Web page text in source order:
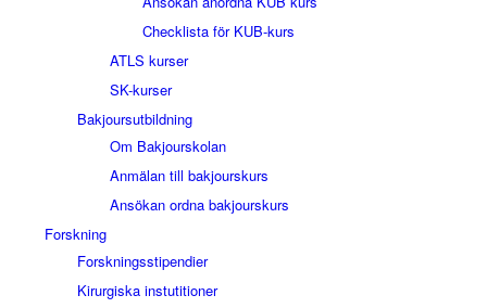
Checklista för KUB-kurs
ATLS kurser
SK-kurser
Bakjoursutbildning
Om Bakjourskolan
Anmälan till bakjourskurs
Ansökan ordna bakjourskurs
Forskning
Forskningsstipendier
Kirurgiska instutitioner